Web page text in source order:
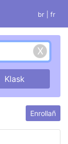
br | fr
Enrollañ